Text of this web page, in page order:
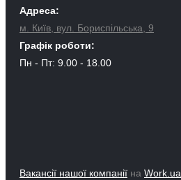
Адреса:
м. Київ, вул. Бориспільська, 9
Графік роботи:
Пн - Пт: 9.00 - 18.00
Вакансії нашої компанії на Work.ua